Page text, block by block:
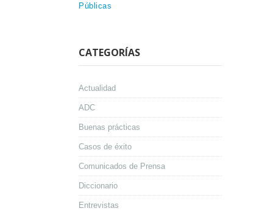
Públicas
CATEGORÍAS
Actualidad
ADC
Buenas prácticas
Casos de éxito
Comunicados de Prensa
Diccionario
Entrevistas